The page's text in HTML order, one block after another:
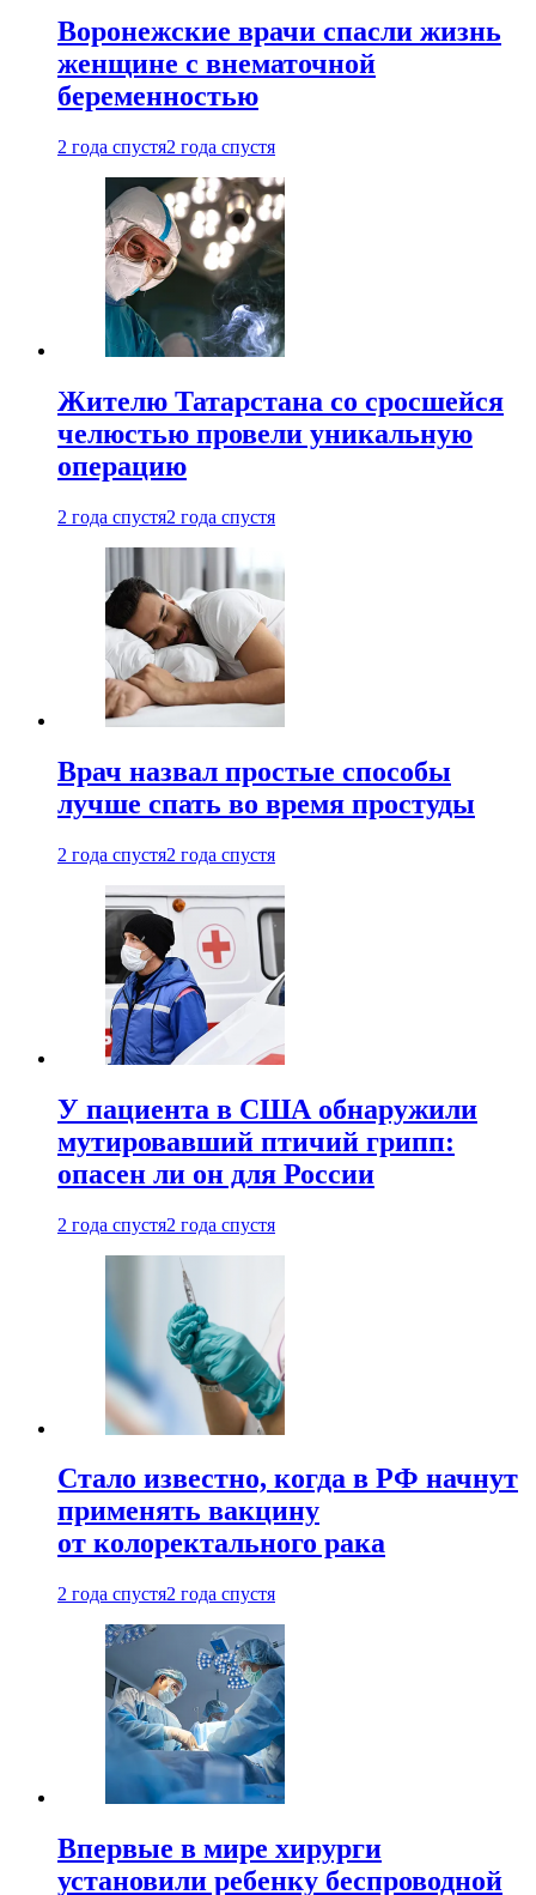
Воронежские врачи спасли жизнь
женщине с внематочной
беременностью
2 года спустя2 года спустя
Жителю Татарстана со сросшейся
челюстью провели уникальную
операцию
2 года спустя2 года спустя
Врач назвал простые способы
лучше спать во время простуды
2 года спустя2 года спустя
У пациента в США обнаружили
мутировавший птичий грипп:
опасен ли он для России
2 года спустя2 года спустя
Стало известно, когда в РФ начнут
применять вакцину
от колоректального рака
2 года спустя2 года спустя
Впервые в мире хирурги
установили ребенку беспроводной